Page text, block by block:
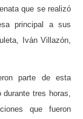
que se realizó
principal a sus
Iván Villazón,
parte de esta
tres horas,
que fueron